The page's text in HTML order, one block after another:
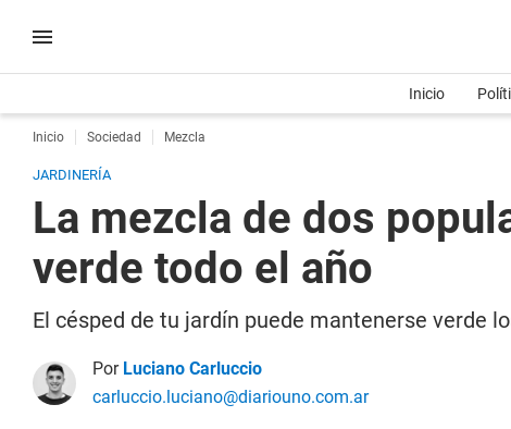
Inicio
Inicio Sociedad Mezcla
JARDINERÍA
La mezcla de dos
verde todo el año
El césped de tu jardín puede mantenerse verde
Por Luciano Carluccio
carluccio.luciano@diariouno.com.ar